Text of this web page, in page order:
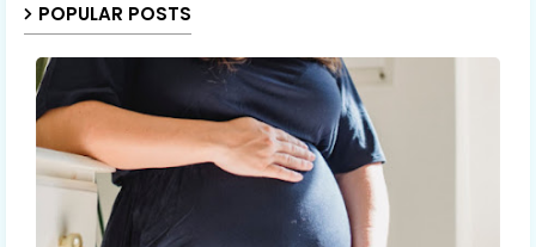
POPULAR POSTS